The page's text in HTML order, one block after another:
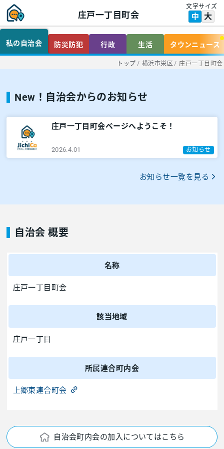
庄戸一丁目町会
文字サイズ
中 大
私の自治会 防災防犯 行政 生活 タウンニュース
トップ / 横浜市栄区 / 庄戸一丁目町会
New！自治会からのお知らせ
庄戸一丁目町会ページへようこそ！
2026.4.01 お知らせ
お知らせ一覧を見る
自治会 概要
名称
庄戸一丁目町会
該当地域
庄戸一丁目
所属連合町内会
上郷東連合町会
自治会町内会の加入についてはこちら